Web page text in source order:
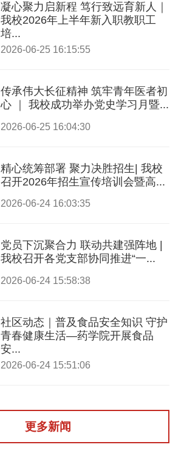
凝心聚力启新程 笃行致远育新人｜
我校2026年上半年新入职教职工
培...
2026-06-25 16:15:55
传承伟大长征精神 筑牢青年医者初
心 ｜ 我校成功举办党史学习月暨...
2026-06-25 16:04:30
精心统筹部署 聚力决胜招生| 我校
召开2026年招生宣传培训会暨高...
2026-06-24 16:03:35
党员下沉聚合力 联动共建强阵地 |
我校召开各党支部协同推进“一...
2026-06-24 15:58:38
社区动态｜普及食品安全知识 守护
青春健康生活—药学院开展食品
安...
2026-06-24 15:51:06
更多新闻